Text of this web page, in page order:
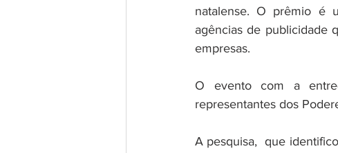
natalense. O prêmio é
agências de publicidade
empresas.
O evento com a
representantes dos
A pesquisa,  que